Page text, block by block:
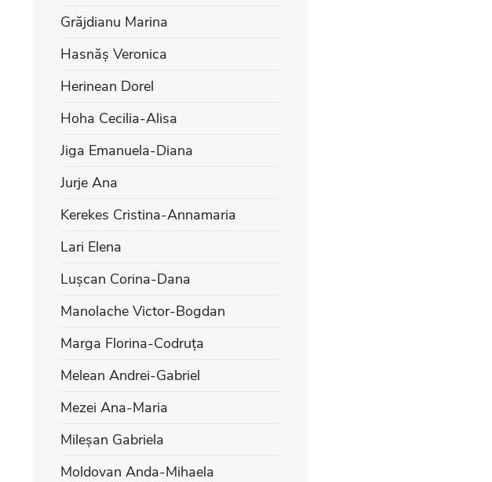
Grăjdianu Marina
Hasnăș Veronica
Herinean Dorel
Hoha Cecilia-Alisa
Jiga Emanuela-Diana
Jurje Ana
Kerekes Cristina-Annamaria
Lari Elena
Lușcan Corina-Dana
Manolache Victor-Bogdan
Marga Florina-Codruța
Melean Andrei-Gabriel
Mezei Ana-Maria
Mileșan Gabriela
Moldovan Anda-Mihaela